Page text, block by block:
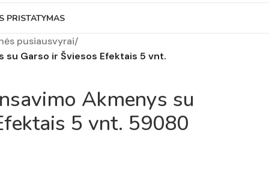
PRISTATYMAS
pusiausvyrai/
su Garso ir Šviesos Efektais 5 vnt.
Akmenys su
5 vnt. 59080